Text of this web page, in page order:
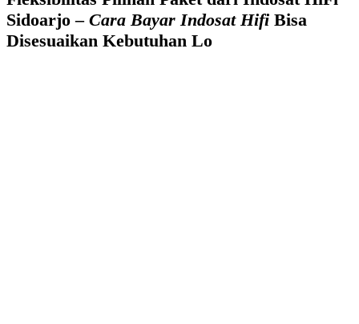
Sidoarjo – Cara Bayar Indosat Hifi Bisa
Disesuaikan Kebutuhan Lo